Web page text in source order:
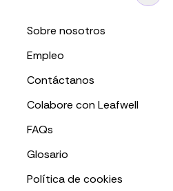
Sobre nosotros
Empleo
Contáctanos
Colabore con Leafwell
FAQs
Glosario
Política de cookies